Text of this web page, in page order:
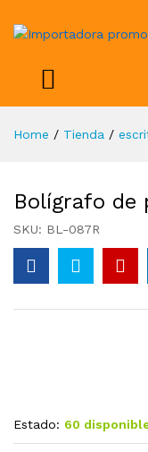
Home / Tienda /
Bolígrafo de
SKU: BL-087R
Estado: 60